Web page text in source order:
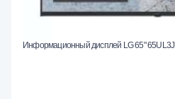
Информационный дисплей LG 65" 65UL3J